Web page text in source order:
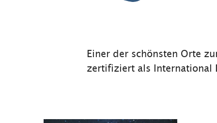
Einer der schönsten Orte
zertifiziert als International